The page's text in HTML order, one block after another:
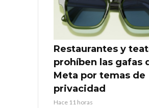
Restaurantes y
prohíben las gafas
Meta por temas de
privacidad
Hace 11 horas